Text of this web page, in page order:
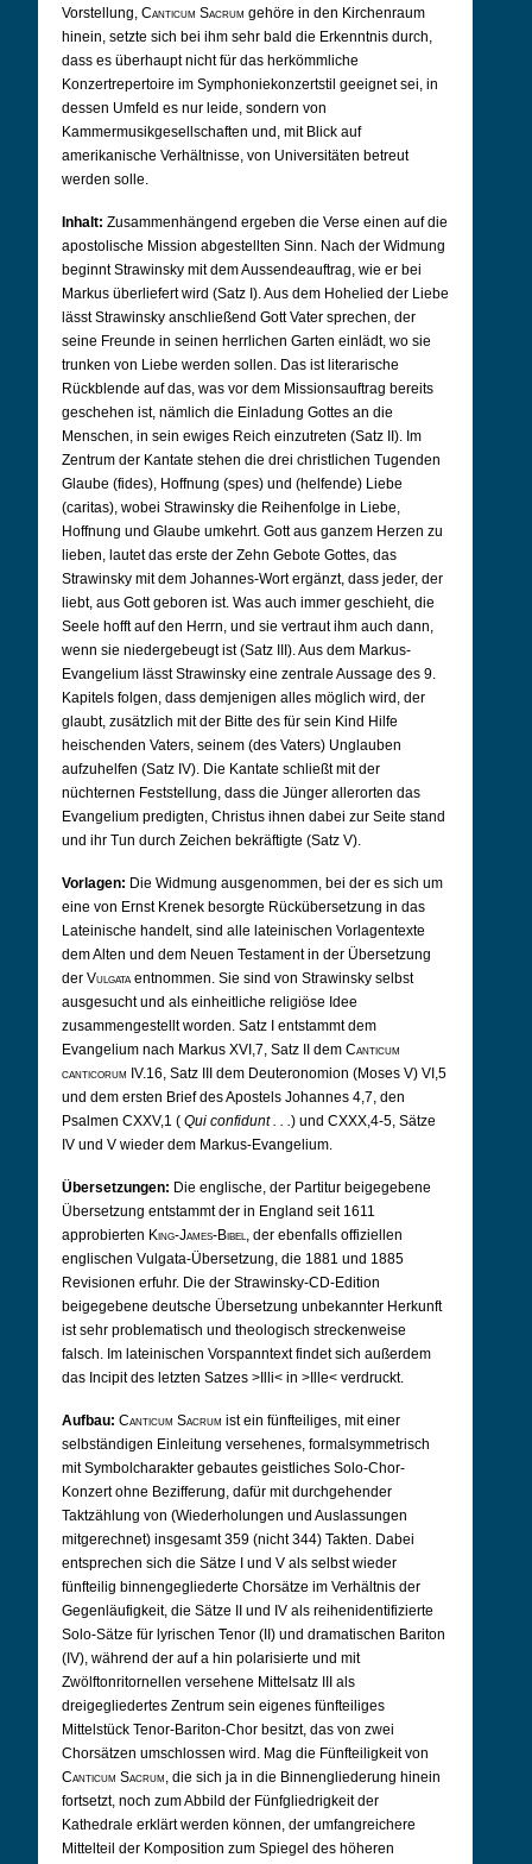
Vorstellung, Canticum Sacrum gehöre in den Kirchenraum
hinein, setzte sich bei ihm sehr bald die Erkenntnis durch,
dass es überhaupt nicht für das herkömmliche
Konzertrepertoire im Symphoniekonzertstil geeignet sei, in
dessen Umfeld es nur leide, sondern von
Kammermusikgesellschaften und, mit Blick auf
amerikanische Verhältnisse, von Universitäten betreut
werden solle.
Inhalt: Zusammenhängend ergeben die Verse einen auf die
apostolische Mission abgestellten Sinn. Nach der Widmung
beginnt Strawinsky mit dem Aussendeauftrag, wie er bei
Markus überliefert wird (Satz I). Aus dem Hohelied der Liebe
lässt Strawinsky anschließend Gott Vater sprechen, der
seine Freunde in seinen herrlichen Garten einlädt, wo sie
trunken von Liebe werden sollen. Das ist literarische
Rückblende auf das, was vor dem Missionsauftrag bereits
geschehen ist, nämlich die Einladung Gottes an die
Menschen, in sein ewiges Reich einzutreten (Satz II). Im
Zentrum der Kantate stehen die drei christlichen Tugenden
Glaube (fides), Hoffnung (spes) und (helfende) Liebe
(caritas), wobei Strawinsky die Reihenfolge in Liebe,
Hoffnung und Glaube umkehrt. Gott aus ganzem Herzen zu
lieben, lautet das erste der Zehn Gebote Gottes, das
Strawinsky mit dem Johannes-Wort ergänzt, dass jeder, der
liebt, aus Gott geboren ist. Was auch immer geschieht, die
Seele hofft auf den Herrn, und sie vertraut ihm auch dann,
wenn sie niedergebeugt ist (Satz III). Aus dem Markus-
Evangelium lässt Strawinsky eine zentrale Aussage des 9.
Kapitels folgen, dass demjenigen alles möglich wird, der
glaubt, zusätzlich mit der Bitte des für sein Kind Hilfe
heischenden Vaters, seinem (des Vaters) Unglauben
aufzuhelfen (Satz IV). Die Kantate schließt mit der
nüchternen Feststellung, dass die Jünger allerorten das
Evangelium predigten, Christus ihnen dabei zur Seite stand
und ihr Tun durch Zeichen bekräftigte (Satz V).
Vorlagen: Die Widmung ausgenommen, bei der es sich um
eine von Ernst Krenek besorgte Rückübersetzung in das
Lateinische handelt, sind alle lateinischen Vorlagentexte
dem Alten und dem Neuen Testament in der Übersetzung
der Vulgataentnommen. Sie sind von Strawinsky selbst
ausgesucht und als einheitliche religiöse Idee
zusammengestellt worden. Satz I entstammt dem
Evangelium nach Markus XVI,7, Satz II dem Canticum
canticorum IV.16, Satz III dem Deuteronomion (Moses V) VI,5
und dem ersten Brief des Apostels Johannes 4,7, den
Psalmen CXXV,1 ( Qui confidunt . . .) und CXXX,4-5, Sätze
IV und V wieder dem Markus-Evangelium.
Übersetzungen: Die englische, der Partitur beigegebene
Übersetzung entstammt der in England seit 1611
approbierten King-James-Bibel, der ebenfalls offiziellen
englischen Vulgata-Übersetzung, die 1881 und 1885
Revisionen erfuhr. Die der Strawinsky-CD-Edition
beigegebene deutsche Übersetzung unbekannter Herkunft
ist sehr problematisch und theologisch streckenweise
falsch. Im lateinischen Vorspanntext findet sich außerdem
das Incipit des letzten Satzes >Illi< in >Ille< verdruckt.
Aufbau: Canticum Sacrum ist ein fünfteiliges, mit einer
selbständigen Einleitung versehenes, formalsymmetrisch
mit Symbolcharakter gebautes geistliches Solo-Chor-
Konzert ohne Bezifferung, dafür mit durchgehender
Taktzählung von (Wiederholungen und Auslassungen
mitgerechnet) insgesamt 359 (nicht 344) Takten. Dabei
entsprechen sich die Sätze I und V als selbst wieder
fünfteilig binnengegliederte Chorsätze im Verhältnis der
Gegenläufigkeit, die Sätze II und IV als reihenidentifizierte
Solo-Sätze für lyrischen Tenor (II) und dramatischen Bariton
(IV), während der auf a hin polarisierte und mit
Zwölftonritornellen versehene Mittelsatz III als
dreigegliedertes Zentrum sein eigenes fünfteiliges
Mittelstück Tenor-Bariton-Chor besitzt, das von zwei
Chorsätzen umschlossen wird. Mag die Fünfteiligkeit von
Canticum Sacrum, die sich ja in die Binnengliederung hinein
fortsetzt, noch zum Abbild der Fünfgliedrigkeit der
Kathedrale erklärt werden können, der umfangreichere
Mittelteil der Komposition zum Spiegel des höheren